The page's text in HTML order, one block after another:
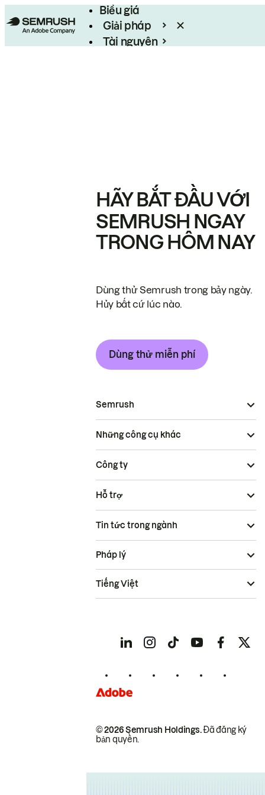
Biểu giá
Giải pháp
Tài nguyên
HÃY BẮT ĐẦU VỚI
SEMRUSH NGAY
TRONG HÔM NAY
Dùng thử Semrush trong bảy ngày.
Hủy bất cứ lúc nào.
Dùng thử miễn phí
Semrush
Những công cụ khác
Công ty
Hỗ trợ
Tin tức trong ngành
© 2026 Semrush Holdings.Đã đăng ký
bản quyền.
Pháp lý
Tiếng Việt